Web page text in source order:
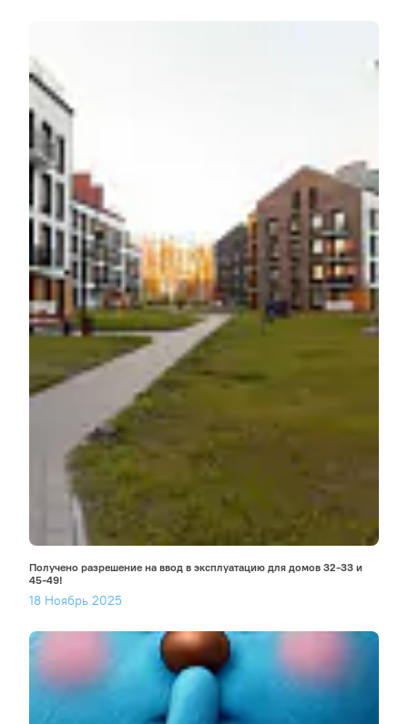
Получено разрешение на ввод в эксплуатацию для домов 32-33 и
45-49!
18 Ноябрь 2025